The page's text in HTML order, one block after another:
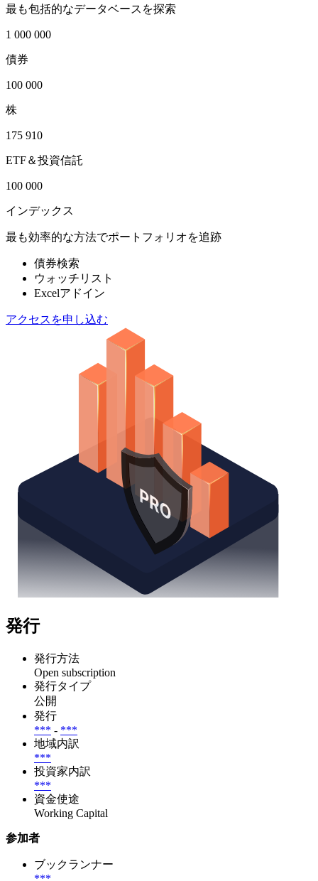
最も包括的なデータベースを探索
1 000 000
債券
100 000
株
175 910
ETF＆投資信託
100 000
インデックス
最も効率的な方法でポートフォリオを追跡
債券検索
ウォッチリスト
Excelアドイン
アクセスを申し込む
発行
発行方法
Open subscription
発行タイプ
公開
発行
*** - ***
地域内訳
***
投資家内訳
***
資金使途
Working Capital
参加者
ブックランナー
***